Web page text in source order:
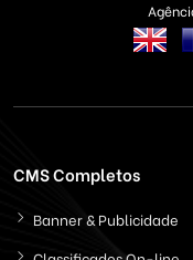
CMS Completos
Banner & Publicidade